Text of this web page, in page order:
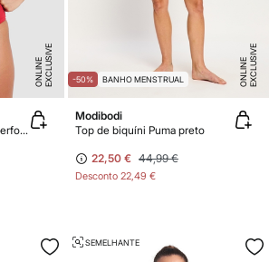
E
X
C
L
U
SI
V
E
O
N
LI
N
E
Fato de banho liso arena Performance para mulher Swim Pro Team
-50% BANHO MENSTRUAL E
X
C
L
U
SI
V
E
O
N
LI
N
E
Modibodi
Top de biquíni Puma preto
22,50 € 44,99 €
Desconto 22,49 €
SEMELHANTE